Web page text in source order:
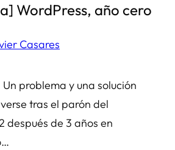
WordPress, año cero
Casares
problema y una solución
tras el parón del
después de 3 años en